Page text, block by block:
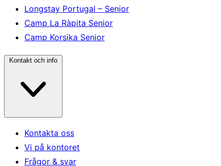
Longstay Portugal – Senior
Camp La Ràpita Senior
Camp Korsika Senior
Kontakt och info
Kontakta oss
Vi på kontoret
Frågor & svar